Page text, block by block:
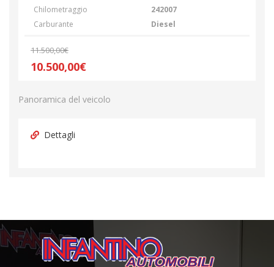
Chilometraggio
242007
Carburante
Diesel
11.500,00€
10.500,00€
Panoramica del veicolo
Dettagli